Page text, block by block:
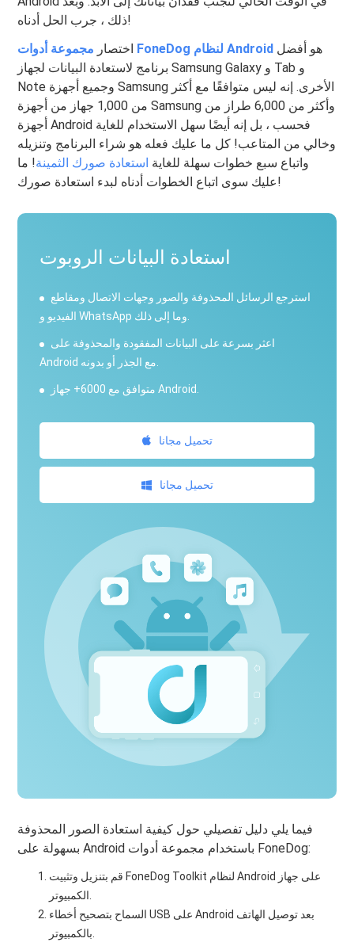
ذلك ، جرب الحل أدناه!
اختصار
مجموعة أدوات FoneDog لنظام Android
برنامج لاستعادة البيانات لجهاز Samsung Galaxy و Tab و
Note وجميع أجهزة Samsung الأخرى. إنه ليس متوافقًا مع أكثر
من 1,000 جهاز من أجهزة Samsung وأكثر من 6,000 طراز من
أجهزة Android فحسب ، بل إنه أيضًا سهل الاستخدام للغاية
وخالي من المتاعب! كل ما عليك فعله هو شراء البرنامج وتنزيله
واتباع سبع خطوات سهلة للغاية استعادة صورك الثمينة! ما
عليك سوى اتباع الخطوات أدناه لبدء استعادة صورك!
استعادة البيانات الروبوت
استرجع الرسائل المحذوفة والصور وجهات الاتصال ومقاطع
اعثر بسرعة على البيانات المفقودة والمحذوفة على
متوافق مع 6000+ جهاز Android.
تحميل مجانا
تحميل مجانا
فيما يلي دليل تفصيلي حول كيفية استعادة الصور المحذوفة
بسهولة على Android باستخدام مجموعة أدوات FoneDog:
قم بتنزيل وتثبيت FoneDog Toolkit لنظام Android على جهاز
السماح بتصحيح أخطاء USB على Android بعد توصيل الهاتف